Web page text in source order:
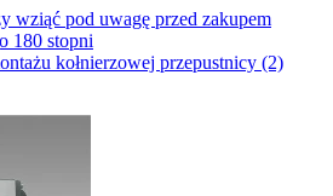
wziąć pod uwagę przed zakupem
180 stopni
kołnierzowej przepustnicy (2)